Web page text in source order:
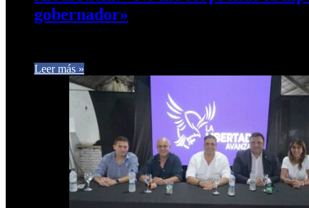
gobernador»
Leer más »